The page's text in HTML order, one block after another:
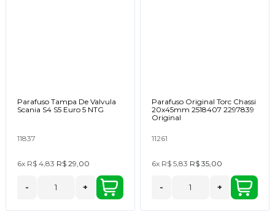
Parafuso Tampa De Valvula
Scania S4 S5 Euro 5 NTG
11837
6x R$ 4,83 R$ 29,00
- +
Parafuso Original Torc Chassi
20x45mm 2518407 2297839
Original
11261
6x R$ 5,83 R$ 35,00
- +